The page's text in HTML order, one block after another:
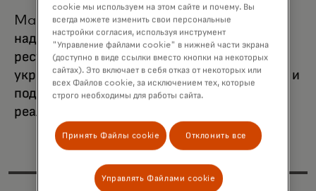
Mastercard Trust Center содержит
надежную информацию, инструменты и
ресурсы, которые помогут установить и
укрепить важные протоколы безопасности и
подготовиться бизнес к сегодняшним
реалиям
cookie мы используем на этом сайте и почему. Вы
всегда можете изменить свои персональные
настройки согласия, используя инструмент
"Управление файлами cookie" в нижней части экрана
(доступно в виде ссылки вместо кнопки на некоторых
сайтах). Это включает в себя отказ от некоторых или
всех Файлов cookie, за исключением тех, которые
строго необходимы для работы сайта.
Принять Файлы cookie Отклонить все
Управлять Файлами cookie